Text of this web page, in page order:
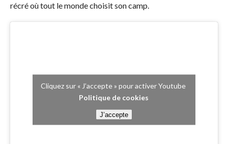
récré où tout le monde choisit son camp.
Cliquez sur « J’accepte » pour activer Youtube
Politique de cookies
J’accepte